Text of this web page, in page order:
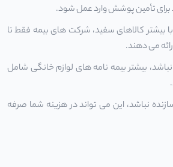
برای تأمین پوشش وارد عمل شود.
بیشتر کالاهای سفید، شرکت های بیمه فقط تا
می دهند.
بیشتر بیمه نامه های لوازم خانگی شامل
نباشد، این می تواند در هزینه شما صرفه